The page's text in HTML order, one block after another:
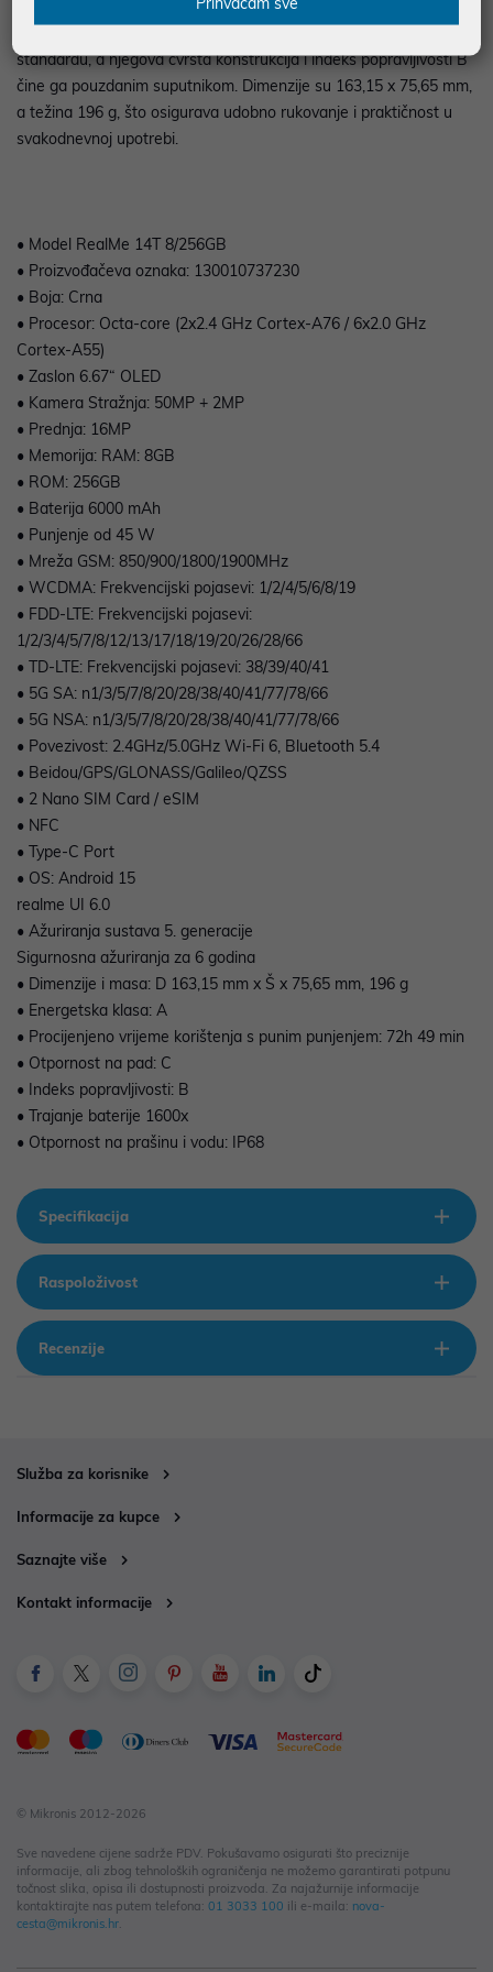
SIM i eSIM, Wi-Fi 6, Bluetooth 5.4, NFC, GPS i ostale moderne
standardu, a njegova čvrsta konstrukcija i indeks popravljivosti B
čine ga pouzdanim suputnikom. Dimenzije su 163,15 x 75,65 mm,
a težina 196 g, što osigurava udobno rukovanje i praktičnost u
svakodnevnoj upotrebi.
• Model RealMe 14T 8/256GB
• Proizvođačeva oznaka: 130010737230
• Boja: Crna
• Procesor: Octa-core (2x2.4 GHz Cortex-A76 / 6x2.0 GHz
Cortex-A55)
• Zaslon 6.67“ OLED
• Kamera Stražnja: 50MP + 2MP
• Prednja: 16MP
• Memorija: RAM: 8GB
• ROM: 256GB
• Baterija 6000 mAh
• Punjenje od 45 W
• Mreža GSM: 850/900/1800/1900MHz
• WCDMA: Frekvencijski pojasevi: 1/2/4/5/6/8/19
• FDD-LTE: Frekvencijski pojasevi:
1/2/3/4/5/7/8/12/13/17/18/19/20/26/28/66
• TD-LTE: Frekvencijski pojasevi: 38/39/40/41
• 5G SA: n1/3/5/7/8/20/28/38/40/41/77/78/66
• 5G NSA: n1/3/5/7/8/20/28/38/40/41/77/78/66
• Povezivost: 2.4GHz/5.0GHz Wi-Fi 6, Bluetooth 5.4
• Beidou/GPS/GLONASS/Galileo/QZSS
• 2 Nano SIM Card / eSIM
• NFC
• Type-C Port
• OS: Android 15
realme UI 6.0
• Ažuriranja sustava 5. generacije
Sigurnosna ažuriranja za 6 godina
• Dimenzije i masa: D 163,15 mm x Š x 75,65 mm, 196 g
• Energetska klasa: A
• Procijenjeno vrijeme korištenja s punim punjenjem: 72h 49 min
• Otpornost na pad: C
• Indeks popravljivosti: B
• Trajanje baterije 1600x
• Otpornost na prašinu i vodu: IP68
Specifikacija
Raspoloživost
Recenzije
Služba za korisnike
Informacije za kupce
Saznajte više
Kontakt informacije
© Mikronis 2012-2026
Sve navedene cijene sadrže PDV. Pokušavamo osigurati što preciznije
informacije, ali zbog tehnoloških ograničenja ne možemo garantirati potpunu
točnost slika, opisa ili dostupnosti proizvoda. Za najažurnije informacije
kontaktirajte nas putem telefona: 01 3033 100 ili e-maila: nova-
cesta@mikronis.hr